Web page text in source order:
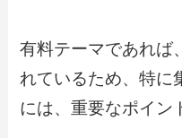
有料テーマであれば
れているため、特に
には、重要なポイン